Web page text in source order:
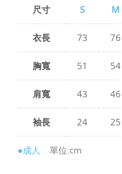
尺寸 S M
衣長 73 76
胸寬 51 54
肩寬 43 46
袖長 24 25
●成人 單位:cm